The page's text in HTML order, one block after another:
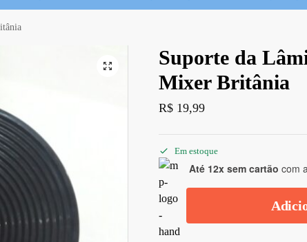
Suporte da
Mixer Britânia
R$19,99
Em estoque
Até 12x sem cartão com